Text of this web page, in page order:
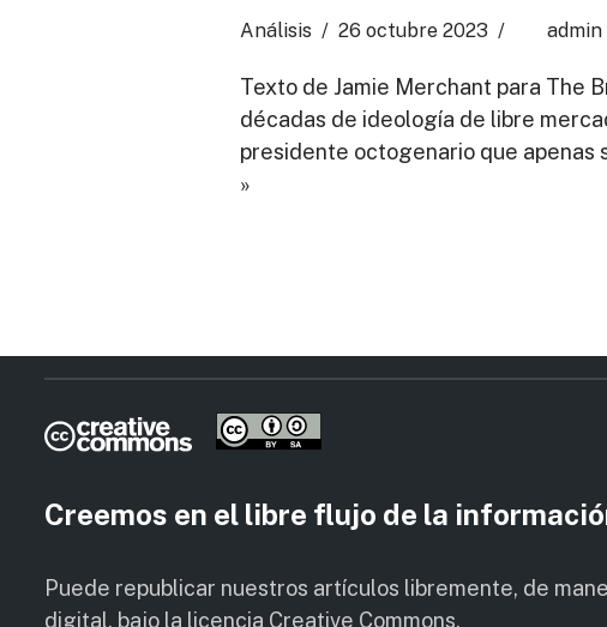
Análisis 26 octubre 2023 admin
Texto de Jamie Merchant para The
décadas de ideología de libre
presidente octogenario que apenas
»
Creemos en el libre flujo de la
Puede republicar nuestros artículos libremente, de
digital, bajo la licencia Creative Commons.